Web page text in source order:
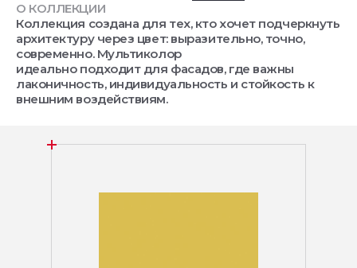
О КОЛЛЕКЦИИ
Коллекция создана для тех, кто хочет подчеркнуть
архитектуру через цвет: выразительно, точно,
современно. Мультиколор
идеально подходит для фасадов, где важны
лаконичность, индивидуальность и стойкость к
внешним воздействиям.